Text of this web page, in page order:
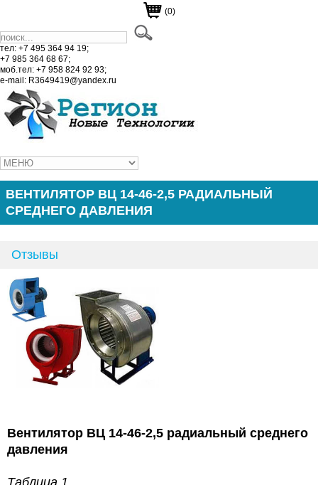
(0)
тел: +7 495 364 94 19;
+7 985 364 68 67;
моб.тел: +7 958 824 92 93;
e-mail: R3649419@yandex.ru
ВЕНТИЛЯТОР ВЦ 14-46-2,5 РАДИАЛЬНЫЙ
СРЕДНЕГО ДАВЛЕНИЯ
Отзывы
Вентилятор ВЦ 14-46-2,5 радиальный среднего
давления
Таблица 1